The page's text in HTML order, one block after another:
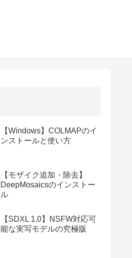
【Windows】COLMAPのイ
ンストールと使い方
【モザイク追加・除去】
DeepMosaicsのインストー
ル
【SDXL 1.0】NSFW対応可
能な実写モデルの究極版